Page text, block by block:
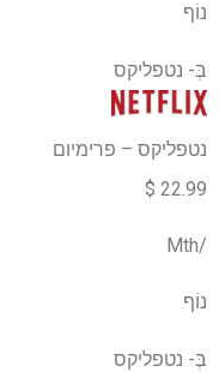
נוֹף
בְּ- נטפליקס
נטפליקס – פרימיום
22.99 $
/Mth
נוֹף
בְּ- נטפליקס